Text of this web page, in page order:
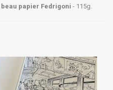
beau papier Fedrigoni - 115g.